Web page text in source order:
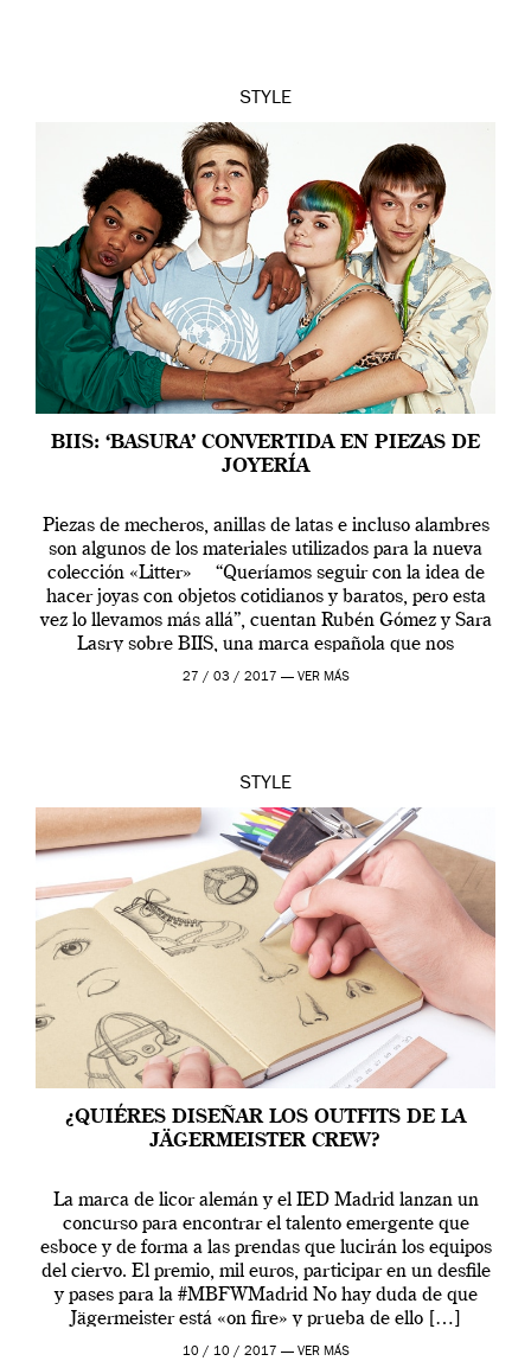
STYLE
BIIS: ‘BASURA’ CONVERTIDA EN PIEZAS DE
JOYERÍA
Piezas de mecheros, anillas de latas e incluso alambres
son algunos de los materiales utilizados para la nueva
colección «Litter» “Queríamos seguir con la idea de
hacer joyas con objetos cotidianos y baratos, pero esta
vez lo llevamos más allá”, cuentan Rubén Gómez y Sara
Lasry sobre BIIS, una marca española que nos
sorprende […]
27 / 03 / 2017 — VER MÁS
STYLE
¿QUIÉRES DISEÑAR LOS OUTFITS DE LA
JÄGERMEISTER CREW?
La marca de licor alemán y el IED Madrid lanzan un
concurso para encontrar el talento emergente que
esboce y de forma a las prendas que lucirán los equipos
del ciervo. El premio, mil euros, participar en un desfile
y pases para la #MBFWMadrid No hay duda de que
Jägermeister está «on fire» y prueba de ello […]
10 / 10 / 2017 — VER MÁS